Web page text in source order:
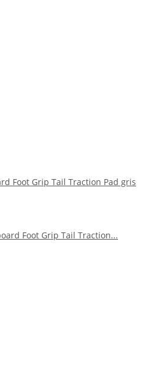
Foot Grip Tail Traction Pad gris